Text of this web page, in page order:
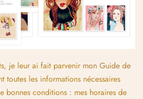
je leur ai fait parvenir mon Guide de
toutes les informations nécessaires
bonnes conditions : mes horaires de